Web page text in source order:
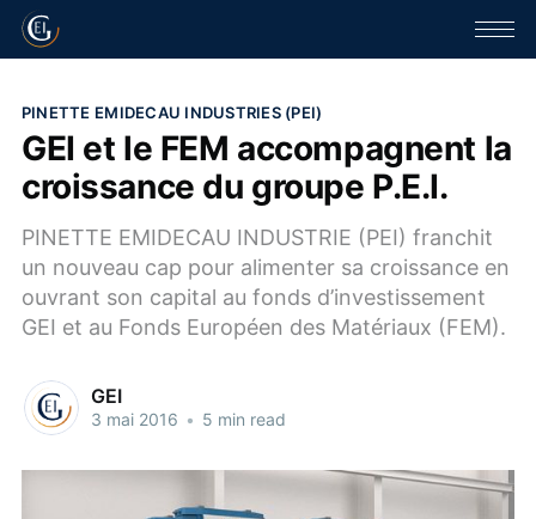
PINETTE EMIDECAU INDUSTRIES (PEI)
GEI et le FEM accompagnent la
croissance du groupe P.E.I.
PINETTE EMIDECAU INDUSTRIE (PEI) franchit
un nouveau cap pour alimenter sa croissance en
ouvrant son capital au fonds d’investissement
GEI et au Fonds Européen des Matériaux (FEM).
GEI
3 mai 2016 • 5 min read